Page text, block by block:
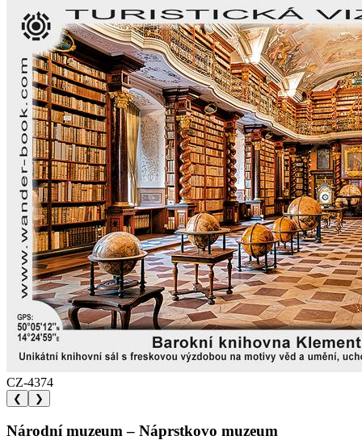
CZ-4374
❮ ❯
Národní muzeum – Náprstkovo muzeum